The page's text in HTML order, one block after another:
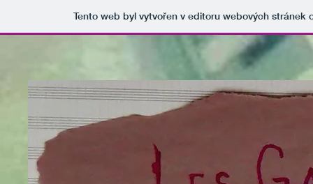
Tento web byl vytvořen v editoru webových stránek